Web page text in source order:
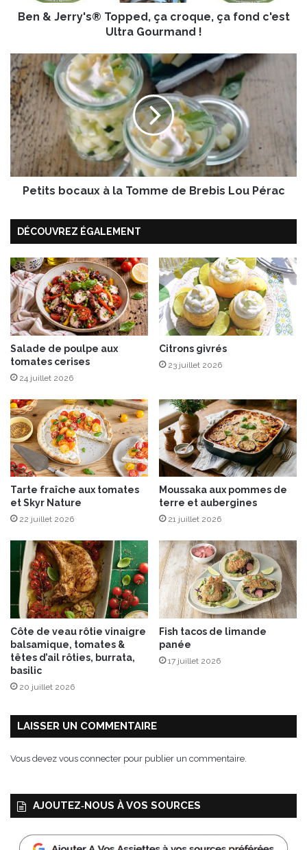
T
o
p
p
e
d
,
ç
a
o
u
e
,
ç
a
f
o
n
d
c
e
s
t
U
l
t
r
a
G
n
d
!
Ben & Jerry's® Topped, ça croque, ça fond c'est
Ultra Gourmand !
P
e
t
i
t
s
b
o
c
x
a
T
o
m
m
e
d
e
B
e
b
i
s
L
o
u
P
é
Petits bocaux à la Tomme de Brebis Lou Pérac
DÉCOUVREZ ÉGALEMENT
Salade de poulpe aux
tomates cerises
24 juillet 2026
Citrons givrés
23 juillet 2026
Tarte fraîche aux tomates
et Skyr Nature
22 juillet 2026
Moussaka aux pommes de
terre et aubergines
21 juillet 2026
Côte de veau rôtie vinaigre
balsamique, tomates &
têtes d’ail rôties, burrata,
basilic
20 juillet 2026
Fish tacos de limande
panée
17 juillet 2026
LAISSER UN COMMENTAIRE
Vous devez vous connecter pour publier un commentaire.
AJOUTEZ‑NOUS À VOS SOURCES